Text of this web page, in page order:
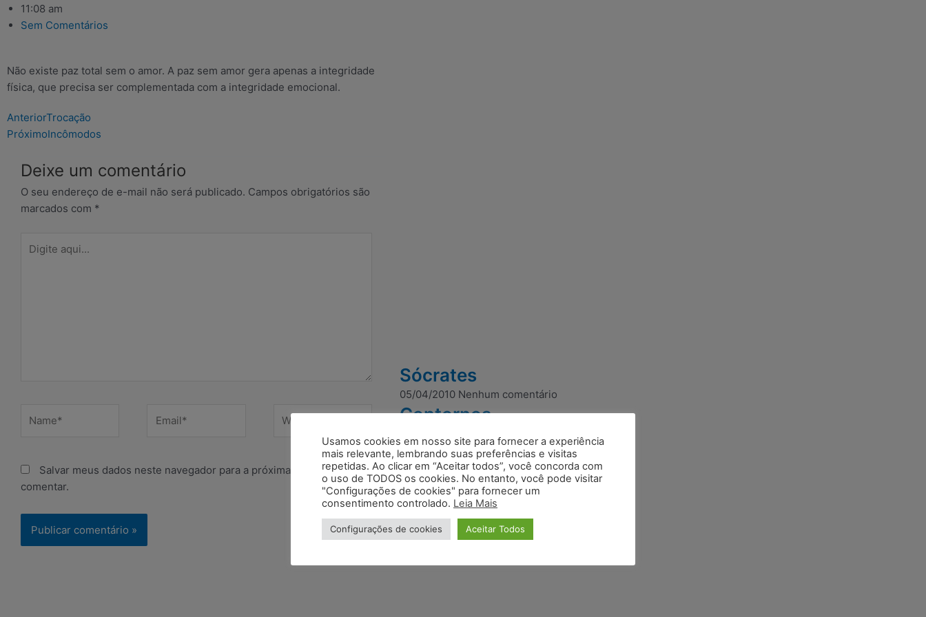
11:08 am
Sem Comentários
Não existe paz total sem o amor. A paz sem amor gera apenas a integridade
física, que precisa ser complementada com a integridade emocional.
Prev
AnteriorTrocação
PróximoIncômodos
Deixe um comentário
O seu endereço de e-mail não será publicado. Campos obrigatórios são
marcados com *
aqui...
Website
Salvar meus dados neste navegador para a próxima vez que eu
comentar.
Sócrates
05/04/2010 Nenhum comentário
Contornos
Mundos
05/04/2010Nenhum comentário
Usamos cookies em nosso site para fornecer a experiência
mais relevante, lembrando suas preferências e visitas
repetidas. Ao clicar em “Aceitar todos”, você concorda com
o uso de TODOS os cookies. No entanto, você pode visitar
"Configurações de cookies" para fornecer um
consentimento controlado. Leia Mais
Configurações de cookies Aceitar Todos